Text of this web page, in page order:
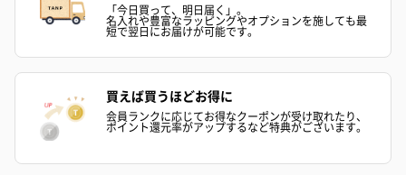
「今日買って、明日届く」。
名入れや豊富なラッピングやオプションを施しても最
短で翌日にお届けが可能です。
買えば買うほどお得に
会員ランクに応じてお得なクーポンが受け取れたり、
ポイント還元率がアップするなど特典がございます。